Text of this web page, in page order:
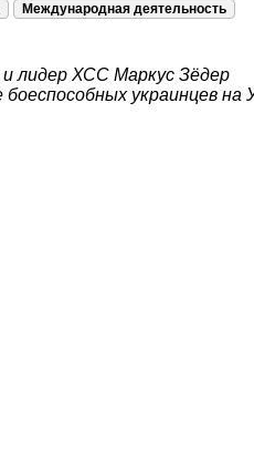
Международная деятельность
лидер ХСС Маркус Зёдер
украинцев на